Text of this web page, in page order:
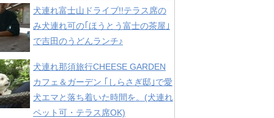
犬連れ富士山ドライブ!!テラス席の
み犬連れ可の｢ほうとう富士の茶屋｣
で吉田のうどんランチ♪
犬連れ那須旅行CHEESE GARDEN
カフェ＆ガーデン ｢しらさぎ邸｣で愛
犬エマと落ち着いた時間を。(犬連れ
ペット可・テラス席OK)